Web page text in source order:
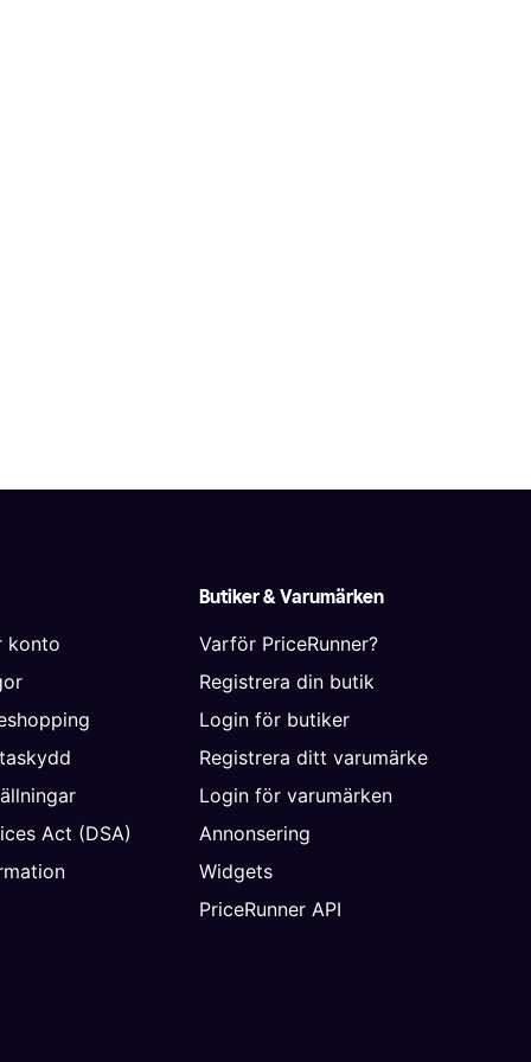
konto
Act (DSA)
Butiker & Varumärken
Varför PriceRunner?
Registrera din butik
Login för butiker
Registrera ditt varumärke
Login för varumärken
Annonsering
Widgets
PriceRunner API